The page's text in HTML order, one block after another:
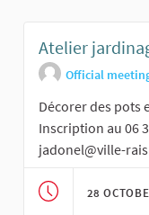
Atelier
Official
Décorer des pots
Inscription au 06
jadonel@ville-
28